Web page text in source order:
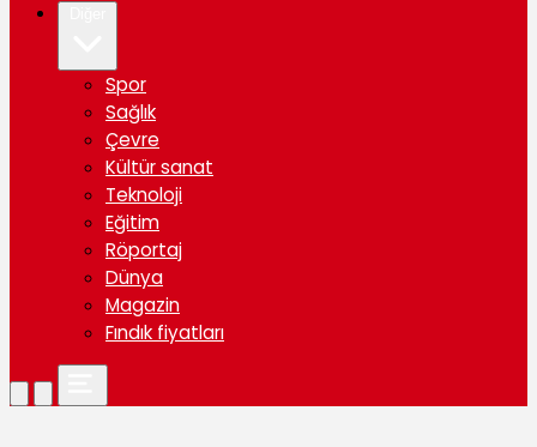
Spor
Sağlık
Çevre
Kültür sanat
Teknoloji
Eğitim
Röportaj
Dünya
Magazin
Fındık fiyatları